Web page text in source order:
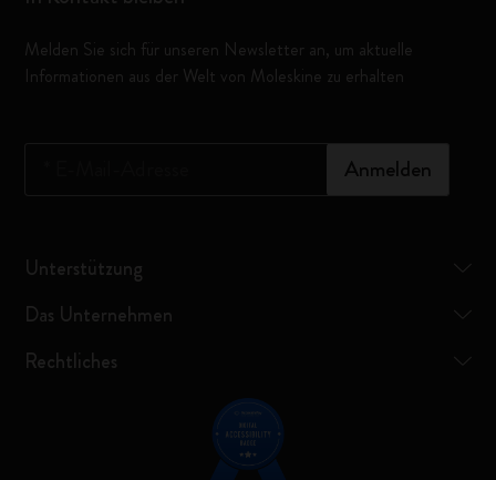
Melden Sie sich für unseren Newsletter an, um aktuelle
Informationen aus der Welt von Moleskine zu erhalten
Anmelden
Unterstützung
Das Unternehmen
Rechtliches